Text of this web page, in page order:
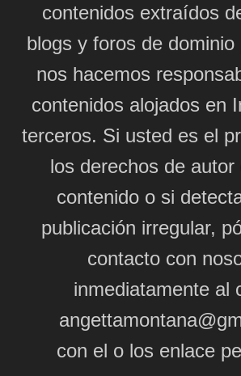
contenidos extraídos
blogs y foros de dominio
nos hacemos
contenidos alojados en
terceros. Si usted es el
los derechos de autor
contenido o si
publicación irregular,
contacto con
inmediatamente al
con el o los enlace